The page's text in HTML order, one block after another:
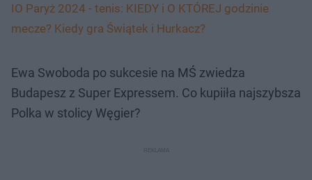
IO Paryż 2024 - tenis: KIEDY i O KTÓREJ godzinie
mecze? Kiedy gra Świątek i Hurkacz?
Ewa Swoboda po sukcesie na MŚ zwiedza
Budapesz z Super Expressem. Co kupiiła najszybsza
Polka w stolicy Węgier?